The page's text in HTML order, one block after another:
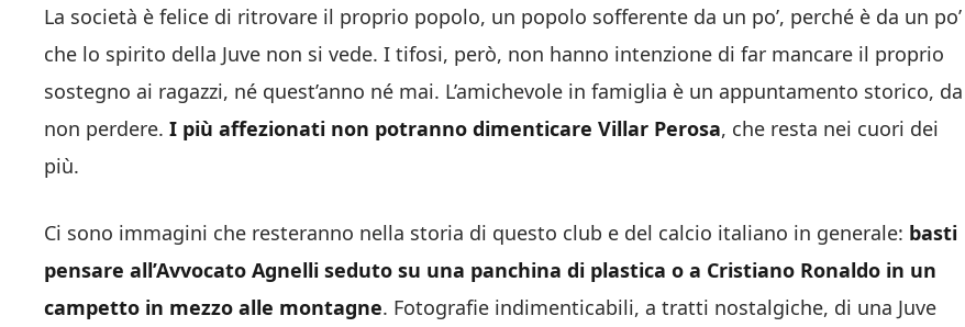
La società è felice di ritrovare il proprio popolo, un popolo sofferente da un po’, perché è da un po’
che lo spirito della Juve non si vede. I tifosi, però, non hanno intenzione di far mancare il proprio
sostegno ai ragazzi, né quest’anno né mai. L’amichevole in famiglia è un appuntamento storico, da
non perdere. I più affezionati non potranno dimenticare Villar Perosa, che resta nei cuori dei
più.
Ci sono immagini che resteranno nella storia di questo club e del calcio italiano in generale: basti
pensare all’Avvocato Agnelli seduto su una panchina di plastica o a Cristiano Ronaldo in un
campetto in mezzo alle montagne. Fotografie indimenticabili, a tratti nostalgiche, di una Juve